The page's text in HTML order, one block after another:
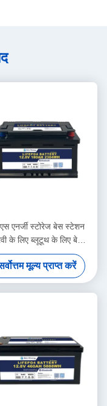
एनर्जी स्टोरेज बेस स्टेशन
के लिए ब्लूटूथ के लिए बेली
नवीनतम डिज़ाइन 12V
180AH बैटरी
मूल्य प्राप्त करें